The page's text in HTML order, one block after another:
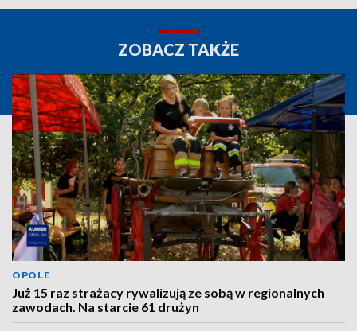
ZOBACZ TAKŻE
OPOLE
Już 15 raz strażacy rywalizują ze sobą w regionalnych
zawodach. Na starcie 61 drużyn